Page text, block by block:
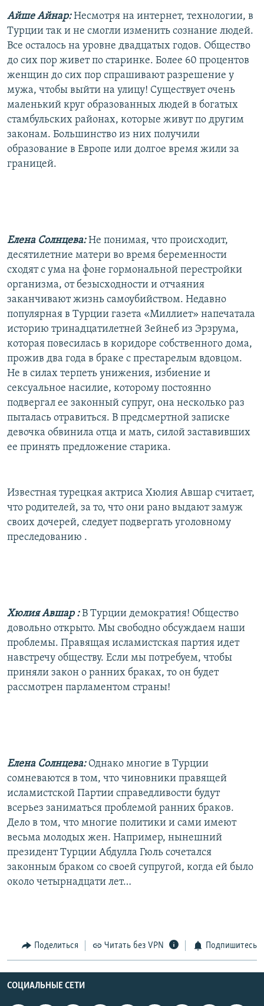
Айше Айнар:Несмотря на интернет, технологии, в
Турции так и не смогли изменить сознание людей.
Все осталось на уровне двадцатых годов. Общество
до сих пор живет по старинке. Более 60 процентов
женщин до сих пор спрашивают разрешение у
мужа, чтобы выйти на улицу! Существует очень
маленький круг образованных людей в богатых
стамбульских районах, которые живут по другим
законам. Большинство из них получили
образование в Европе или долгое время жили за
границей.
Елена Солнцева:Не понимая, что происходит,
десятилетние матери во время беременности
сходят с ума на фоне гормональной перестройки
организма, от безысходности и отчаяния
заканчивают жизнь самоубийством. Недавно
популярная в Турции газета «Миллиет» напечатала
историю тринадцатилетней Зейнеб из Эрзрума,
которая повесилась в коридоре собственного дома,
прожив два года в браке с престарелым вдовцом.
Не в силах терпеть унижения, избиение и
сексуальное насилие, которому постоянно
подвергал ее законный супруг, она несколько раз
пыталась отравиться. В предсмертной записке
девочка обвинила отца и мать, силой заставивших
ее принять предложение старика.
Известная турецкая актриса Хюлия Авшар считает,
что родителей, за то, что они рано выдают замуж
своих дочерей, следует подвергать уголовному
преследованию .
Хюлия Авшар:В Турции демократия! Общество
довольно открыто. Мы свободно обсуждаем наши
проблемы. Правящая исламистская партия идет
навстречу обществу. Если мы потребуем, чтобы
приняли закон о ранних браках, то он будет
рассмотрен парламентом страны!
Елена Солнцева: Однако многие в Турции
сомневаются в том, что чиновники правящей
исламистской Партии справедливости будут
всерьез заниматься проблемой ранних браков.
Дело в том, что многие политики и сами имеют
весьма молодых жен. Например, нынешний
президент Турции Абдулла Гюль сочетался
законным браком со своей супругой, когда ей было
около четырнадцати лет…
Поделиться Читать без VPN Подпишитесь
СОЦИАЛЬНЫЕ СЕТИ